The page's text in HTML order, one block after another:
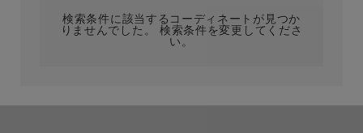
ブランド
検索条件に該当するコーディネートが見つか
りませんでした。 検索条件を変更してくださ
い。